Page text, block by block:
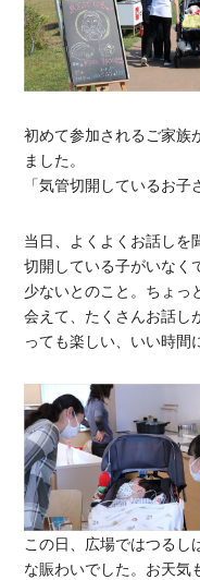
初めて参加されるご家族
ました。
「気管切開しているお子
当日、よくよくお話しを
切開している子がいなく
少ないとのこと。ちょっ
会えて、たくさんお話し
っても楽しい、いい時間
この日、広場ではつる
な賑わいでした。お天気